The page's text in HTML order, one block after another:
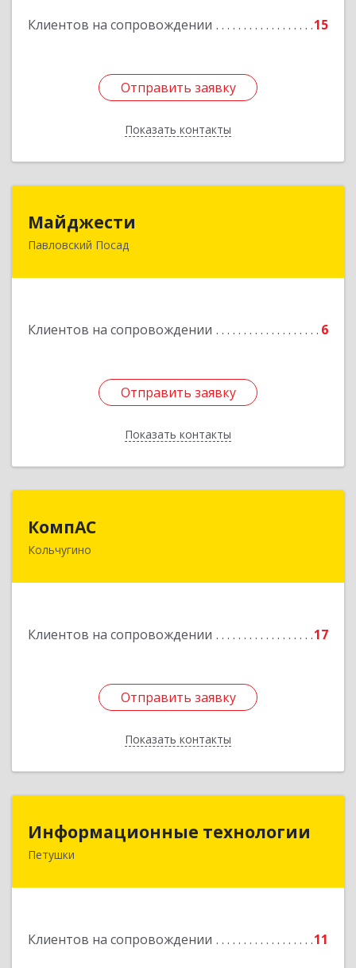
Клиентов на сопровождении 15
Отправить заявку
Показать контакты
Отправить заявку
Назад
Майджести
Павловский Посад
Клиентов на сопровождении 6
Отправить заявку
Показать контакты
142502, Московская обл, Павлово-Посадский р-
Подробнее
Отправить заявку
Назад
КомпАС
Кольчугино
Клиентов на сопровождении 17
Отправить заявку
Показать контакты
601782, Владимирская область, г.Кольчугино,
Отправить заявку
Назад
Информационные технологии
Петушки
Клиентов на сопровождении 11
Информационные технологии